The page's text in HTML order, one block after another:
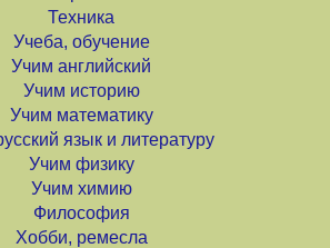
Техника
Учеба, обучение
Учим английский
Учим историю
Учим математику
язык и литературу
Учим физику
Учим химию
Философия
Хобби, ремесла